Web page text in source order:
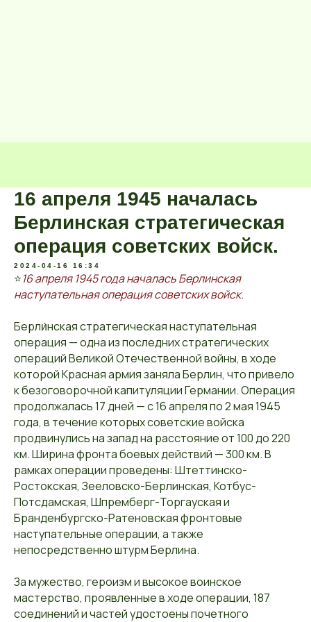
16 апреля 1945 началась
Берлинская стратегическая
операция советских войск.
2024-04-16 16:34
⭐16 апреля 1945 года началась Берлинская
наступательная операция советских войск.
Берли́нская стратегическая наступательная
операция — одна из последних стратегических
операций Великой Отечественной войны, в ходе
которой Красная армия заняла Берлин, что привело
к безоговорочной капитуляции Германии. Операция
продолжалась 17 дней — с 16 апреля по 2 мая 1945
года, в течение которых советские войска
продвинулись на запад на расстояние от 100 до 220
км. Ширина фронта боевых действий — 300 км. В
рамках операции проведены: Штеттинско-
Ростокская, Зееловско-Берлинская, Котбус-
Потсдамская, Шпремберг-Торгауская и
Бранденбургско-Ратеновская фронтовые
наступательные операции, а также
непосредственно штурм Берлина.
За мужество, героизм и высокое воинское
мастерство, проявленные в ходе операции, 187
соединений и частей удостоены почетного